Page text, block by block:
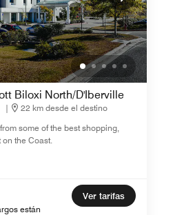
Biloxi North/D'Iberville
|
22 km desde el destino
some of the best shopping,
the Coast.
están
Ver tarifas